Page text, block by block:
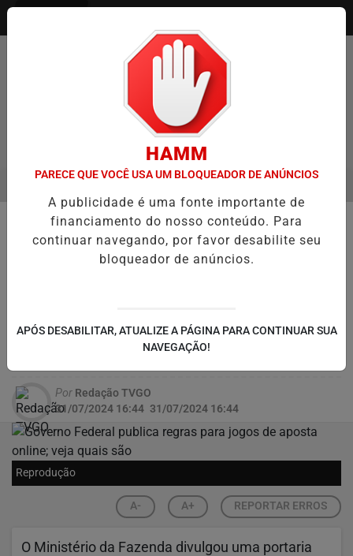
EM ALTA
🏭 ECONOMIA E NEGÓCIOS
Governo Federal publica regras
para jogos de aposta online; veja
estabelece normas para operação e
certificação de plataformas
Por Redação TVGO
31/07/2024 16:44 31/07/2024 16:44
Reprodução
A- A+ REPORTAR ERROS
O Ministério da Fazenda divulgou uma portaria
HAMM
PARECE QUE VOCÊ USA UM BLOQUEADOR DE ANÚNCIOS
A publicidade é uma fonte importante de
financiamento do nosso conteúdo. Para
continuar navegando, por favor desabilite seu
bloqueador de anúncios.
APÓS DESABILITAR, ATUALIZE A PÁGINA PARA CONTINUAR SUA
NAVEGAÇÃO!